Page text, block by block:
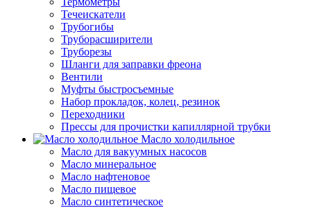
Течеискатели
Трубогибы
Труборасширители
Труборезы
Шланги для заправки фреона
Вентили
Муфты быстросъемные
Набор прокладок, колец, резинок
Переходники
Прессы для прочистки капиллярной трубки
Масло холодильное
Масло для вакуумных насосов
Масло минеральное
Масло нафтеновое
Масло пищевое
Масло синтетическое